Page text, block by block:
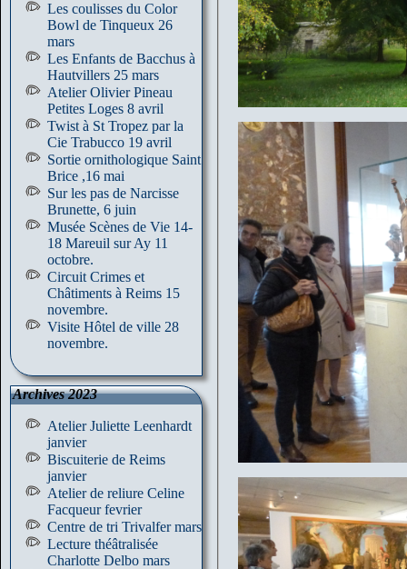
Les coulisses du Color
Bowl de Tinqueux 26
mars
Les Enfants de Bacchus à
Hautvillers 25 mars
Atelier Olivier Pineau
Petites Loges 8 avril
Twist à St Tropez par la
Cie Trabucco 19 avril
Sortie ornithologique Saint
Brice ,16 mai
Sur les pas de Narcisse
Brunette, 6 juin
Musée Scènes de Vie 14-
18 Mareuil sur Ay 11
octobre.
Circuit Crimes et
Châtiments à Reims 15
novembre.
Visite Hôtel de ville 28
novembre.
Archives 2023
Atelier Juliette Leenhardt
janvier
Biscuiterie de Reims
janvier
Atelier de reliure Celine
Facqueur fevrier
Centre de tri Trivalfer mars
Lecture théâtralisée
Charlotte Delbo mars